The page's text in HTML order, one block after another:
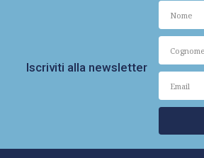
Iscriviti alla newsletter